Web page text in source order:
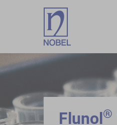
Flunol®